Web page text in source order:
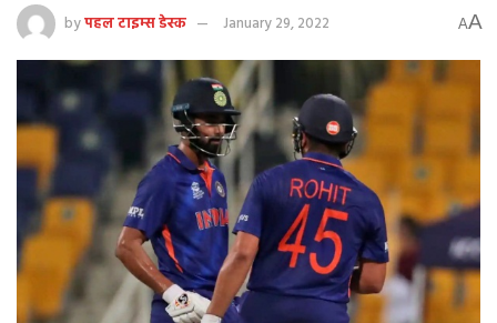
byपहल टाइम्स डेस्क January 29, 2022 AA